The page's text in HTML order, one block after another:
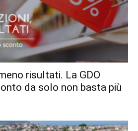
risultati. La GDO
da solo non basta più